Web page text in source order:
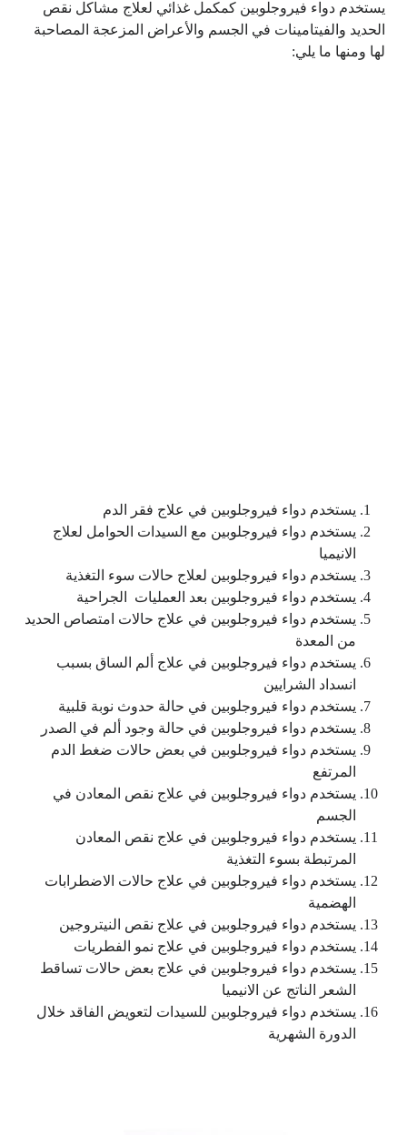
يستخدم دواء فيروجلوبين كمكمل غذائي لعلاج مشاكل نقص
الحديد والفيتامينات في الجسم والأعراض المزعجة المصاحبة
لها ومنها ما يلي:
يستخدم دواء فيروجلوبين في علاج فقر الدم
يستخدم دواء فيروجلوبين مع السيدات الحوامل لعلاج
الانيميا
يستخدم دواء فيروجلوبين لعلاج حالات سوء التغذية
يستخدم دواء فيروجلوبين بعد العمليات الجراحية
يستخدم دواء فيروجلوبين في علاج حالات امتصاص الحديد
من المعدة
يستخدم دواء فيروجلوبين في علاج ألم الساق بسبب
انسداد الشرايين
يستخدم دواء فيروجلوبين في حالة حدوث نوبة قلبية
يستخدم دواء فيروجلوبين في حالة وجود ألم في الصدر
يستخدم دواء فيروجلوبين في بعض حالات ضغط الدم
المرتفع
يستخدم دواء فيروجلوبين في علاج نقص المعادن في
الجسم
يستخدم دواء فيروجلوبين في علاج نقص المعادن
المرتبطة بسوء التغذية
يستخدم دواء فيروجلوبين في علاج حالات الاضطرابات
الهضمية
يستخدم دواء فيروجلوبين في علاج نقص النيتروجين
يستخدم دواء فيروجلوبين في علاج نمو الفطريات
يستخدم دواء فيروجلوبين في علاج بعض حالات تساقط
الشعر الناتج عن الانيميا
يستخدم دواء فيروجلوبين للسيدات لتعويض الفاقد خلال
الدورة الشهرية